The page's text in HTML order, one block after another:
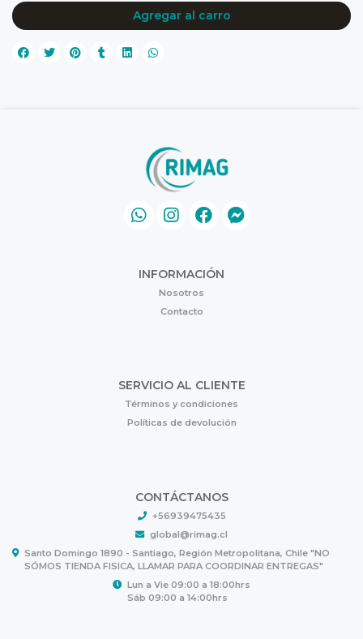
Agregar al carro
INFORMACIÓN
Nosotros
Contacto
SERVICIO AL CLIENTE
Términos y condiciones
Políticas de devolución
CONTÁCTANOS
+56939475435
global@rimag.cl
Santo Domingo 1890 - Santiago, Región Metropolitana, Chile "NO
SÓMOS TIENDA FISICA, LLAMAR PARA COORDINAR ENTREGAS"
Lun a Vie 09:00 a 18:00hrs
Sáb 09:00 a 14:00hrs